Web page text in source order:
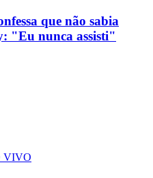
que não sabia
"Eu nunca assisti"
VIVO